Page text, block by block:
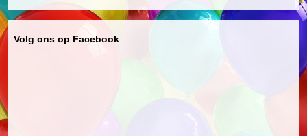
Volg ons op Facebook